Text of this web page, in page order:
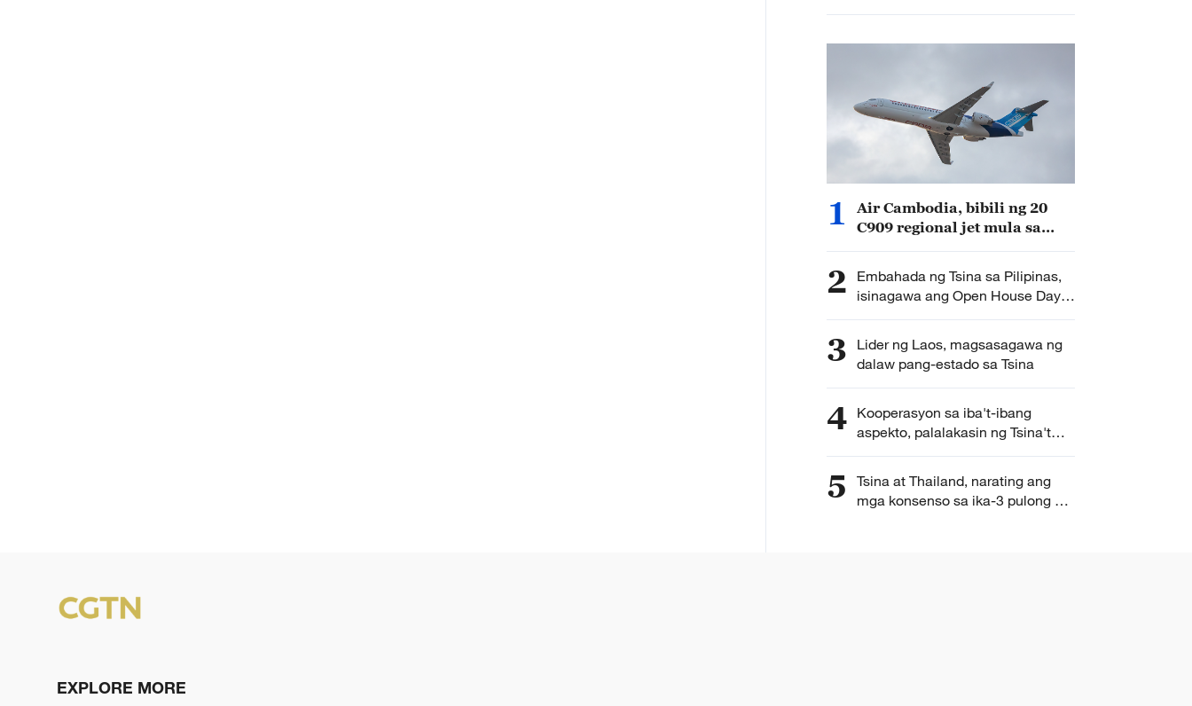
1
Air Cambodia, bibili ng 20
C909 regional jet mula sa
2
Embahada ng Tsina sa Pilipinas,
isinagawa ang Open House Day
sa publiko
3
Lider ng Laos, magsasagawa ng
dalaw pang-estado sa Tsina
4 Kooperasyon sa iba't-ibang
aspekto, palalakasin ng Tsina't
Myanmar
5
Tsina at Thailand, narating ang
mga konsenso sa ika-3 pulong ng
EXPLORE MORE